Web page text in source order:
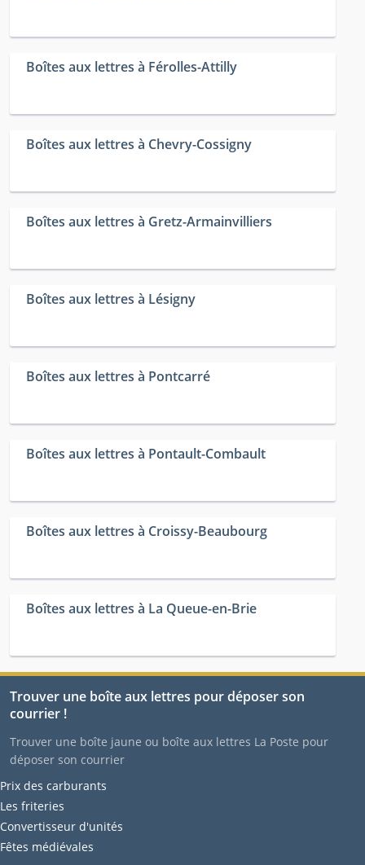
Boîtes aux lettres à Férolles-Attilly
Boîtes aux lettres à Chevry-Cossigny
Boîtes aux lettres à Gretz-Armainvilliers
Boîtes aux lettres à Lésigny
Boîtes aux lettres à Pontcarré
Boîtes aux lettres à Pontault-Combault
Boîtes aux lettres à Croissy-Beaubourg
Boîtes aux lettres à La Queue-en-Brie
Trouver une boîte aux lettres pour déposer son
courrier !
Trouver une boîte jaune ou boîte aux lettres La Poste pour
déposer son courrier
Prix des carburants
Les friteries
Convertisseur d'unités
Fêtes médiévales